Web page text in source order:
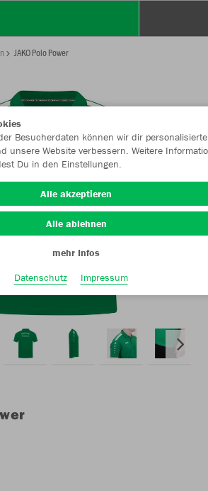
JAKO Polo Power
Besucherdaten können wir dir personalisierte
unsere Website verbessern. Weitere
Du in den Einstellungen.
Alle akzeptieren
Alle ablehnen
mehr Infos
Datenschutz
Impressum